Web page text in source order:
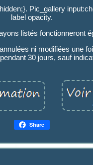
Pic_gallery
label opacity.
listés fonctionneront
ni modifiées une
30 jours, sauf
Share